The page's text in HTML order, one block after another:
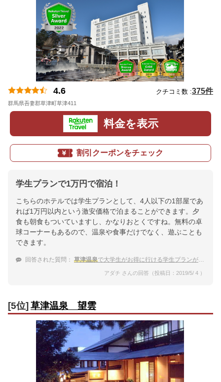
4.6 クチコミ数 :375件
群馬県吾妻郡草津町草津411
料金を表示
割引クーポンをチェック
学生プランで1万円で宿泊！
こちらのホテルでは学生プランとして、4人以下の1部屋であ
れば1万円以内という激安価格で泊まることができます。夕
食も朝食もついていますし、かなりおとくですね。無料の卓
球コーナーもあるので、温泉や食事だけでなく、遊ぶことも
できます。
回答された質問： 草津温泉で大学生がお得に行ける学生プランがある宿はありますか？
アダチ さんの回答（投稿日：2019/5/ 4 ）
[5位] 草津温泉 望雲